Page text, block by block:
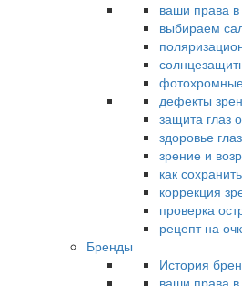
ваши права в
выбираем
дефекты
защита глаз
здоровье глаз
зрение и
как
коррекция
проверка
рецепт на
Бренды
История